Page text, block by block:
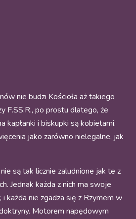
nie budzi Kościoła aż takiego
F.SS.R., po prostu dlatego, że
kapłanki i biskupki są kobietami.
jako zarówno nielegalne, jak
są tak licznie zaludnione jak te z
Jednak każda z nich ma swoje
i każda nie zgadza się z Rzymem w
Motorem napędowym